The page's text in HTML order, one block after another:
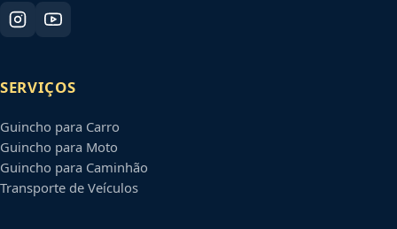
SERVIÇOS
Guincho para Carro
Guincho para Moto
Guincho para Caminhão
Transporte de Veículos